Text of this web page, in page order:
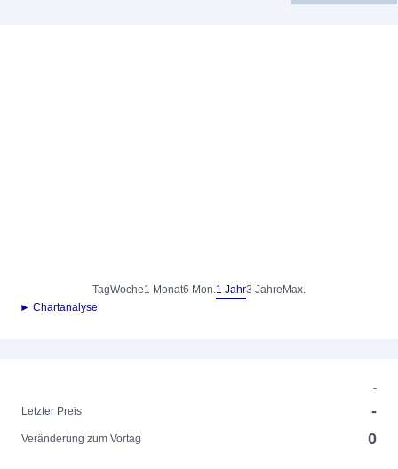
TagWoche1 Monat6 Mon.1 Jahr3 Jahre Max.
► Chartanalyse
-
Letzter Preis
-
Veränderung zum Vortag 0